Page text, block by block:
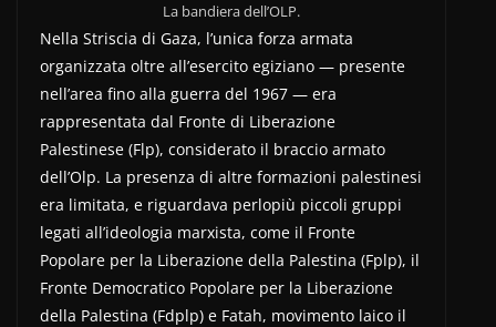
La bandiera dell’OLP.
Nella Striscia di Gaza, l’unica forza armata
organizzata oltre all’esercito egiziano — presente
nell’area fino alla guerra del 1967 — era
rappresentata dal Fronte di Liberazione
Palestinese (Flp), considerato il braccio armato
dell’Olp. La presenza di altre formazioni palestinesi
era limitata, e riguardava perlopiù piccoli gruppi
legati all’ideologia marxista, come il Fronte
Popolare per la Liberazione della Palestina (Fplp), il
Fronte Democratico Popolare per la Liberazione
della Palestina (Fdplp) e Fatah, movimento laico il